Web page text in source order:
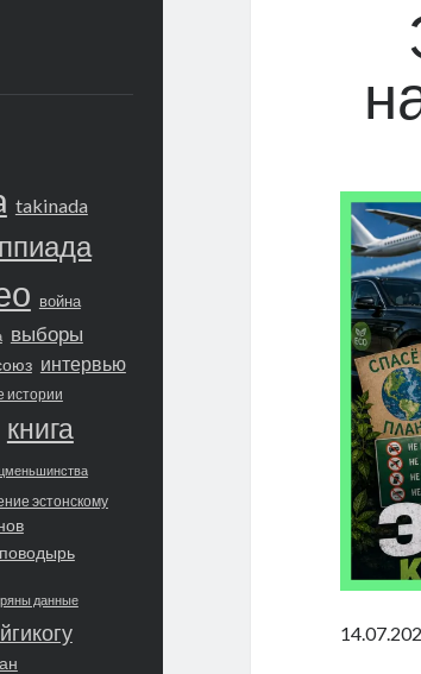
takinada
война
выборы
интервью
истории
книга
эстонскому
поводырь
данные